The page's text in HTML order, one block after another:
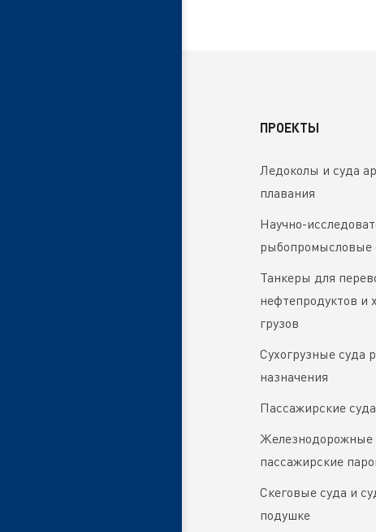
ПРОЕКТЫ
Ледоколы и суда
плавания
Научно-
рыбопромысловые
Танкеры для
нефтепродуктов и
грузов
Сухогрузные суда
назначения
Пассажирские суда
Железнодорожные
пассажирские
Скеговые суда и
подушке